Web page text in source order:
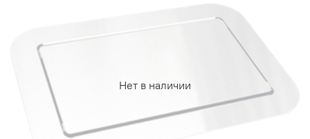
Нет в наличии